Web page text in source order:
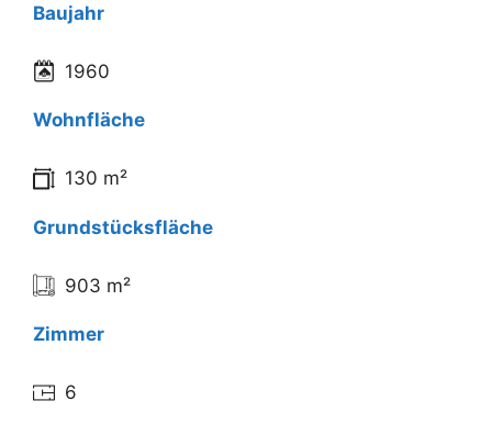
Baujahr
1960
Wohnfläche
130 m²
Grundstücksfläche
903 m²
Zimmer
6